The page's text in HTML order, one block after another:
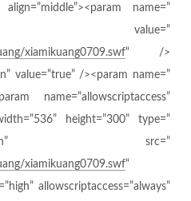
align=”middle”><param name=”
xiamikuang0709.swf“ />
value=”true” /><param name=”
name=”allowscriptaccess”
height=”300” type=”
flash” src=”
xiamikuang0709.swf“
allowscriptaccess=”always”